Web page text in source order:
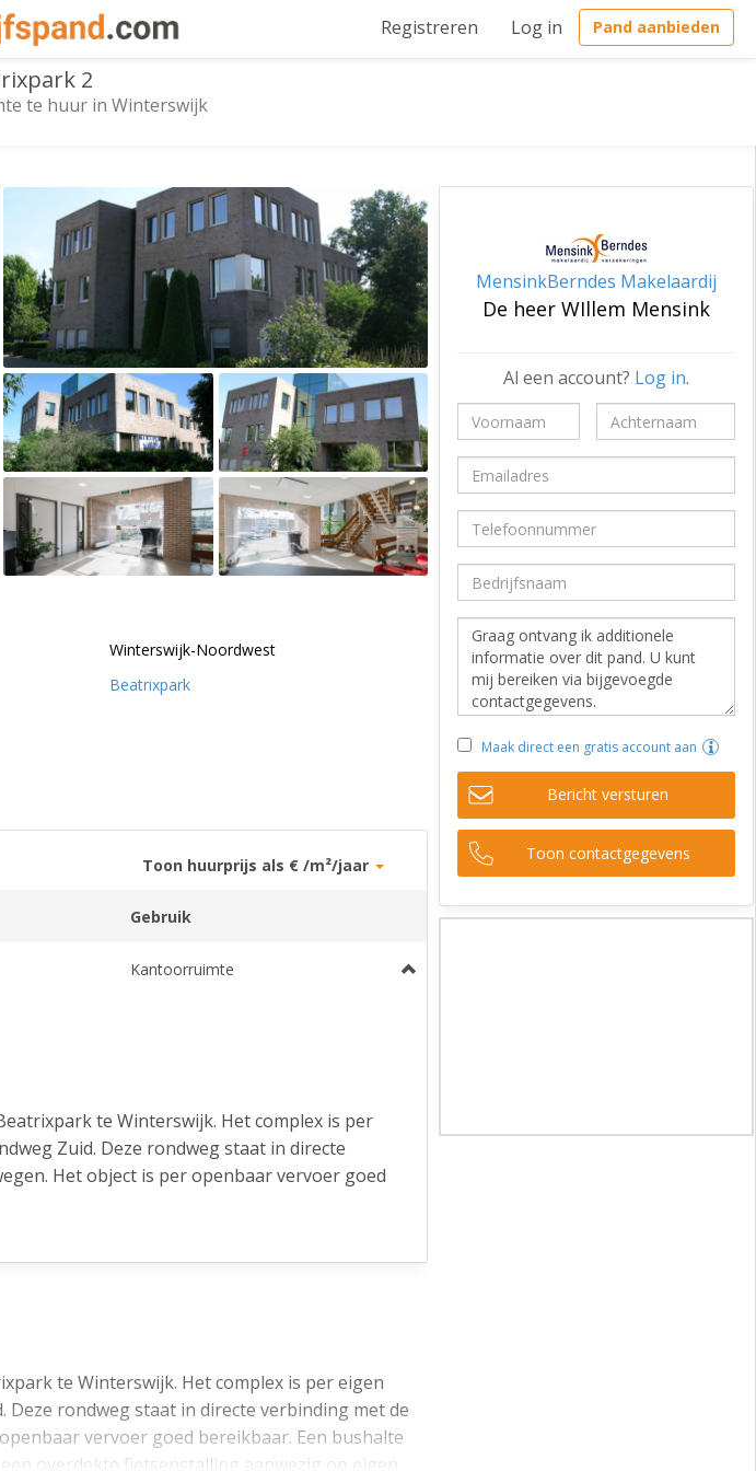
Registreren Log in Pand aanbieden
2
te huur in Winterswijk
Winterswijk-Noordwest
Beatrixpark
Toon huurprijs als € /m²/jaar
Gebruik
Kantoorruimte
te Winterswijk. Het complex is per
Zuid. Deze rondweg staat in directe
Het object is per openbaar vervoer goed
zijn 30 parkeerplaatsen en een overdekte
te Winterswijk. Het complex is per eigen
rondweg staat in directe verbinding met de
vervoer goed bereikbaar. Een bushalte
overdekte fietsenstalling aanwezig op eigen
MensinkBerndes Makelaardij
De heer WIllem Mensink
Al een account? Log in.
Maak direct een gratis account aan
Bericht versturen
Toon contactgegevens